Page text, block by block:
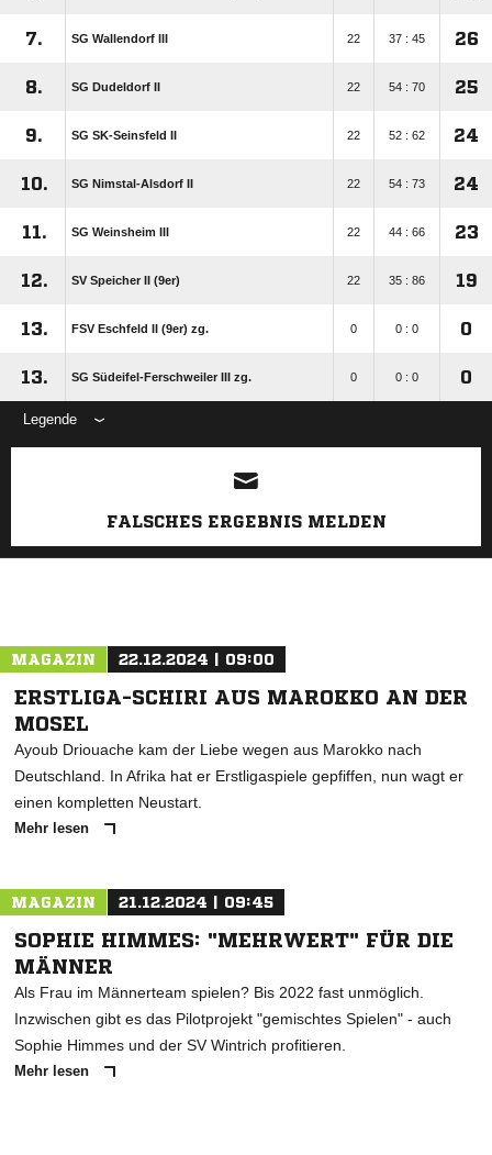
7. SG Wallendorf III 22 37 : 45 26
8. SG Dudeldorf II 22 54 : 70 25
9. SG SK-Seinsfeld II 22 52 : 62 24
10. SG Nimstal-Alsdorf II 22 54 : 73 24
11. SG Weinsheim III 22 44 : 66 23
12. SV Speicher II (9er) 22 35 : 86 19
13. FSV Eschfeld II (9er) zg. 0 0 : 0 0
13. SG Südeifel-Ferschweiler III zg. 0 0 : 0 0
Legende
ANZEIGE
FALSCHES ERGEBNIS MELDEN
MAGAZIN 22.12.2024 | 09:00
ERSTLIGA-SCHIRI AUS MAROKKO AN DER
MOSEL
Ayoub Driouache kam der Liebe wegen aus Marokko nach
Deutschland. In Afrika hat er Erstligaspiele gepfiffen, nun wagt er
einen kompletten Neustart.
Mehr lesen
MAGAZIN 21.12.2024 | 09:45
SOPHIE HIMMES: "MEHRWERT" FÜR DIE
MÄNNER
Als Frau im Männerteam spielen? Bis 2022 fast unmöglich.
Inzwischen gibt es das Pilotprojekt "gemischtes Spielen" - auch
Sophie Himmes und der SV Wintrich profitieren.
Mehr lesen